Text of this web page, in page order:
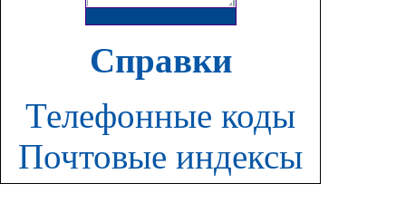
Справки
Телефонные коды
Почтовые индексы